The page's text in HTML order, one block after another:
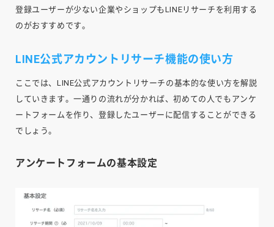
登録ユーザーが少ない企業やショップもLINEリサーチを利用する
のがおすすめです。
LINE公式アカウントリサーチ機能の使い方
ここでは、LINE公式アカウントリサーチの基本的な使い方を解説
していきます。一通りの流れが分かれば、初めての人でもアンケ
ートフォームを作り、登録したユーザーに配信することができる
でしょう。
アンケートフォームの基本設定